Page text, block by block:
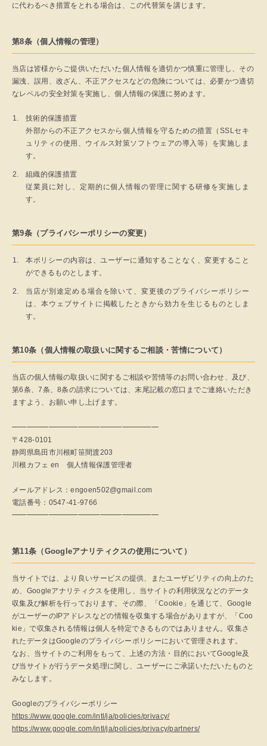
に代わるべき措置をとれる場合は、この代替策を講じます。
第8条（個人情報の管理）
当店は皆様からご提供いただいた個人情報を適切かつ慎重に管理し、その
漏洩、誤用、改ざん、不正アクセスなどの危険については、必要かつ適切
なレベルの安全対策を実施し、個人情報の保護に努めます。
技術的保護措置
外部からの不正アクセスから個人情報を守るための措置（SSLセキ
ュリティの使用、ウイルス対策ソフトウェアの導入等）を実施しま
す。
組織的保護措置
従業員に対し、定期的に個人情報の管理に関する研修を実施しま
す。
第9条（プライバシーポリシーの変更）
本ポリシーの内容は、ユーザーに通知することなく、変更すること
ができるものとします。
当店が別途定める場合を除いて、変更後のプライバシーポリシー
は、本ウェブサイトに掲載したときから効力を生じるものとしま
す。
第10条（個人情報の取扱いに関するご相談・苦情について）
当店の個人情報の取扱いに関するご相談や苦情等のお問い合わせ、及び、
第6条、7条、8条の請求については、末尾記載の窓口までご連絡いただき
ますよう、お願い申し上げます。
━━━━━━━━━━━━━━━━━━━━
〒428-0101
静岡県島田市川根町笹間渡203
川根カフェ en 個人情報保護管理者
メールアドレス：engoen502@gmail.com
電話番号：0547-41-9766
━━━━━━━━━━━━━━━━━━━━
第11条（Googleアナリティクスの使用について）
当サイトでは、より良いサービスの提供、またユーザビリティの向上のた
め、Googleアナリティクスを使用し、当サイトの利用状況などのデータ
収集及び解析を行っております。その際、「Cookie」を通じて、Google
がユーザーのIPアドレスなどの情報を収集する場合がありますが、「Coo
kie」で収集される情報は個人を特定できるものではありません。収集さ
れたデータはGoogleのプライバシーポリシーにおいて管理されます。
なお、当サイトのご利用をもって、上述の方法・目的においてGoogle及
び当サイトが行うデータ処理に関し、ユーザーにご承諾いただいたものと
みなします。
Googleのプライバシーポリシー
https://www.google.com/intl/ja/policies/privacy/
https://www.google.com/intl/ja/policies/privacy/partners/